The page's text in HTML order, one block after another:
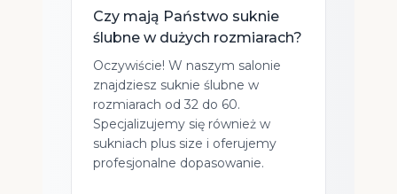
Czy mają Państwo suknie
ślubne w dużych rozmiarach?
Oczywiście! W naszym salonie
znajdziesz suknie ślubne w
rozmiarach od 32 do 60.
Specjalizujemy się również w
sukniach plus size i oferujemy
profesjonalne dopasowanie.